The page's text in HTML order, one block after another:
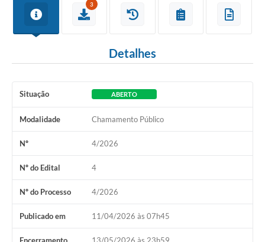
3
Detalhes
Situação ABERTO
Modalidade Chamamento Público
Nº 4/2026
Nº do Edital 4
Nº do Processo 4/2026
Publicado em 11/04/2026 às 07h45